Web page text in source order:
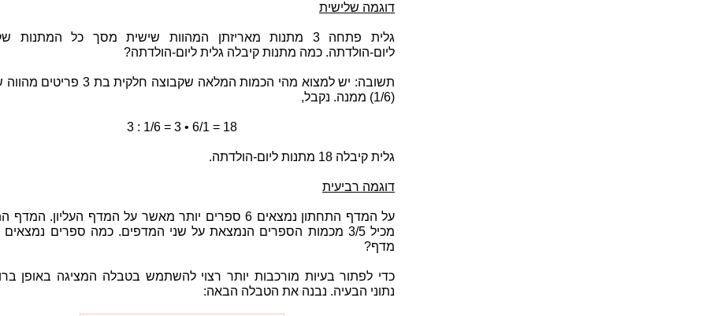
דוגמה שלישית
גלית פתחה 3 מתנות מאריזתן המהוות שישית מסך כל המתנות
ליום-הולדתה. כמה מתנות קיבלה גלית ליום-הולדתה?
תשובה: יש למצוא מהי הכמות המלאה שקבוצה חלקית בת
(1/6) ממנה. נקבל,
3 : 1/6 = 3 • 6/1 = 18
גלית קיבלה 18 מתנות ליום-הולדתה.
דוגמה רביעית
על המדף התחתון נמצאים 6 ספרים יותר מאשר על המדף העליון.
מכיל 3/5 מכמות הספרים הנמצאת על שני המדפים. כמה ספרים
מדף?
כדי לפתור בעיות מורכבות יותר רצוי להשתמש בטבלה המציגה באופן
נתוני הבעיה. נבנה את הטבלה הבאה: